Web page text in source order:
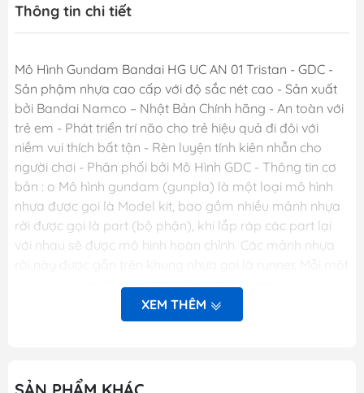
Thông tin chi tiết
Mô Hình Gundam Bandai HG UC AN 01 Tristan - GDC -
Sản phậm nhựa cao cấp với độ sắc nét cao - Sản xuất
bởi Bandai Namco – Nhật Bản Chính hãng - An toàn với
trẻ em - Phát triển trí não cho trẻ hiệu quả đi đôi với
niềm vui thích bất tận - Rèn luyện tính kiên nhẫn cho
người chơi - Phân phối bởi Mô Hình GDC - Thông tin cơ
bản : o Mô hình gundam (gunpla) là một loại mô hình
nhựa được gọi là Model kit, bao gồm nhiều mảnh nhựa
rời được gọi là part (bộ phận), khi lắp ráp các part lại
với nhau sẽ được mô hình hoàn chỉnh. Các mảnh nhựa
hộp sản phẩm Gunpla bao gồm nhiều runner và các
phụ kiện liên quan, một tập sách nhỏ (manual) bên
trong giới thiệu sơ lược về mẫu Gundam trong hộp và
muốn. o Người chơi sẽ thỏa sức sáng tạo và đam mê.
XEM THÊM